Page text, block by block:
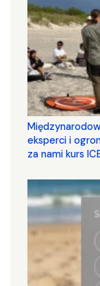
eksperci i
za nami kurs